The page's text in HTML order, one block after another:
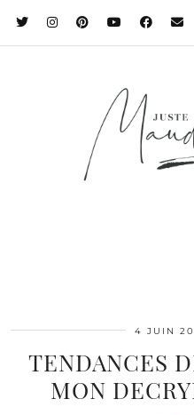
4 JUIN
TENDANCES
MON